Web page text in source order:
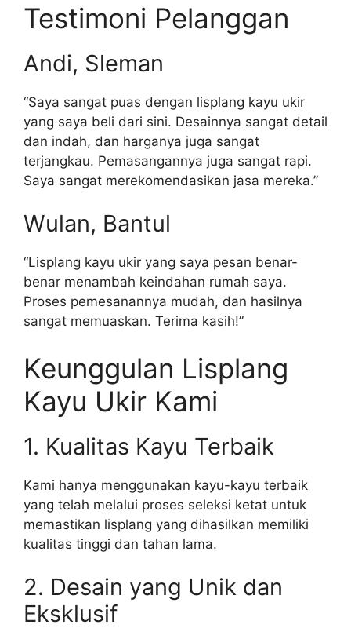
Testimoni Pelanggan
Andi, Sleman
“Saya sangat puas dengan lisplang kayu ukir
yang saya beli dari sini. Desainnya sangat detail
dan indah, dan harganya juga sangat
terjangkau. Pemasangannya juga sangat rapi.
Saya sangat merekomendasikan jasa mereka.”
Wulan, Bantul
“Lisplang kayu ukir yang saya pesan benar-
benar menambah keindahan rumah saya.
Proses pemesanannya mudah, dan hasilnya
sangat memuaskan. Terima kasih!”
Keunggulan Lisplang
Kayu Ukir Kami
1. Kualitas Kayu Terbaik
Kami hanya menggunakan kayu-kayu terbaik
yang telah melalui proses seleksi ketat untuk
memastikan lisplang yang dihasilkan memiliki
kualitas tinggi dan tahan lama.
2. Desain yang Unik dan
Eksklusif